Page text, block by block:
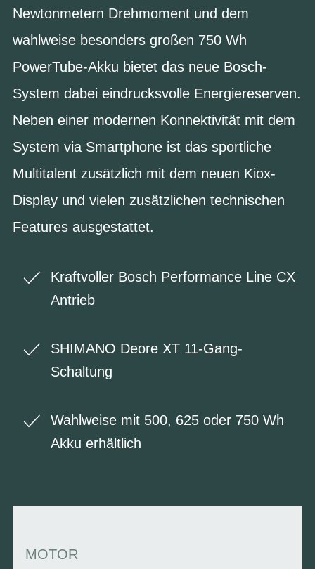
Newtonmetern Drehmoment und dem
wahlweise besonders großen 750 Wh
PowerTube-Akku bietet das neue Bosch-
System dabei eindrucksvolle Energiereserven.
Neben einer modernen Konnektivität mit dem
System via Smartphone ist das sportliche
Multitalent zusätzlich mit dem neuen Kiox-
Display und vielen zusätzlichen technischen
Features ausgestattet.
Kraftvoller Bosch Performance Line CX
Antrieb
SHIMANO Deore XT 11-Gang-
Schaltung
Wahlweise mit 500, 625 oder 750 Wh
Akku erhältlich
MOTOR